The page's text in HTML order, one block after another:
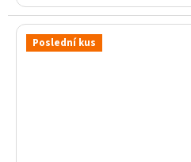
Poslední kus